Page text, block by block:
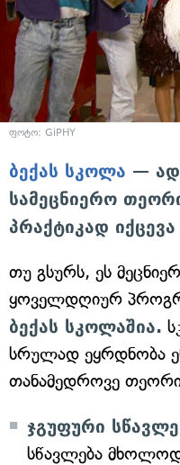
ფოტო: GiPHY
ბექას სკოლა —
სამეცნიერო
პრაქტიკად იქცევა
თუ გსურს, ეს
ყოველდღიურ
ბექას სკოლაშია.
სრულად ეყრდნობა
თანამედროვე
ჯგუფური
სწავლება